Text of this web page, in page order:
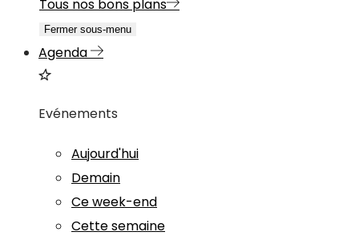
Tous nos bons plans
Fermer sous-menu
Agenda
Evénements
Aujourd'hui
Demain
Ce week-end
Cette semaine